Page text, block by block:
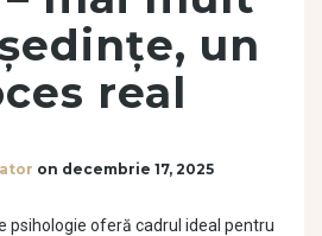
un
real
on decembrie 17, 2025
psihologie oferă cadrul ideal pentru